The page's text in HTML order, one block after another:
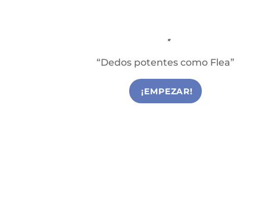
“Dedos potentes como Flea”
¡EMPEZAR!